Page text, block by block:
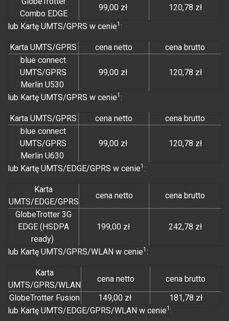
Combo EDGE
99,00 zł
120,78 zł
lub Kartę UMTS/GPRS w cenie1 :
Karta UMTS/GPRS cena netto
cena brutto
blue connect
UMTS/GPRS
Merlin U530
99,00 zł 120,78 zł
lub Kartę UMTS/GPRS w cenie1 :
Karta UMTS/GPRS cena netto
cena brutto
blue connect
UMTS/GPRS
Merlin U630
99,00 zł 120,78 zł
lub Kartę UMTS/EDGE/GPRS w cenie1 :
Karta
UMTS/EDGE/GPRS
cena netto
cena brutto
GlobeTrotter 3G
EDGE (HSDPA
ready)
199,00 zł 242,78 zł
lub Kartę UMTS/GPRS/WLAN w cenie1 :
Karta
UMTS/GPRS/WLAN
cena netto
cena brutto
GlobeTrotter Fusion
149,00 zł
181,78 zł
lub Kartę UMTS/EDGE/GPRS/WLAN w cenie1 :